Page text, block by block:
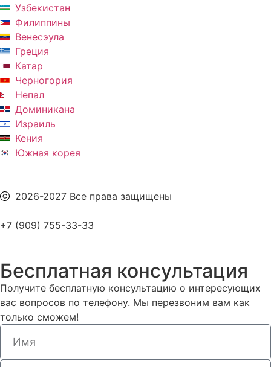
Узбекистан
Филиппины
Венесэула
Греция
Катар
Черногория
Непал
Доминикана
Израиль
Кения
Южная корея
2026-2027 Все права защищены
+7 (909) 755-33-33
Бесплатная консультация
Получите бесплатную консультацию о интересующих
вас вопросов по телефону. Мы перезвоним вам как
только сможем!